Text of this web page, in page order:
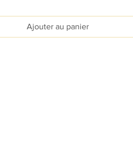
Ajouter au panier